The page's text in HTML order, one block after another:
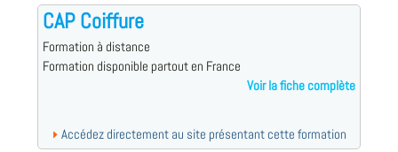
CAP Coiffure
Formation à distance
Formation disponible partout en France
Voir la fiche complète
Accédez directement au site présentant cette formation